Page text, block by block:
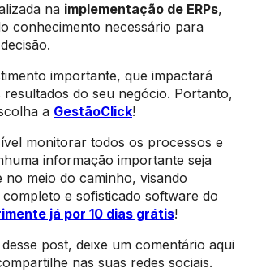
na implementação de ERPs,
conhecimento necessário para
importante, que impactará
resultados do seu negócio. Portanto,
a GestãoClick!
monitorar todos os processos e
informação importante seja
no meio do caminho, visando
e sofisticado software do
já por 10 dias grátis!
post, deixe um comentário aqui
nas suas redes sociais.